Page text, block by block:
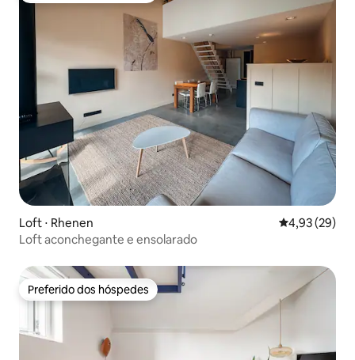
Loft ⋅ Rhenen 4,93 de uma
4,93 (29)
Loft aconchegante e ensolarado
Preferido dos hóspedes
Preferido dos hóspedes